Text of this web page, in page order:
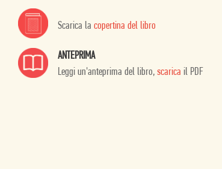
Scarica la copertina del libro
ANTEPRIMA
Leggi un'anteprima del libro, scarica il PDF